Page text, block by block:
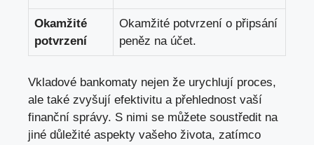
Okamžité
potvrzení
Okamžité potvrzení o připsání
peněz na účet.
Vkladové bankomaty nejen že urychlují proces,
ale také zvyšují efektivitu a přehlednost vaší
finanční správy. S nimi se můžete soustředit na
jiné důležité aspekty vašeho života, zatímco